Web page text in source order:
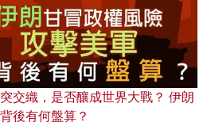
交織，是否釀成世界大戰？ 伊朗
後有何盤算？